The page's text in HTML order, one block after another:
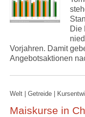
Die
Vorjahren. Damit
Angebotsaktionen
Welt | Getreide |
Maiskurse in